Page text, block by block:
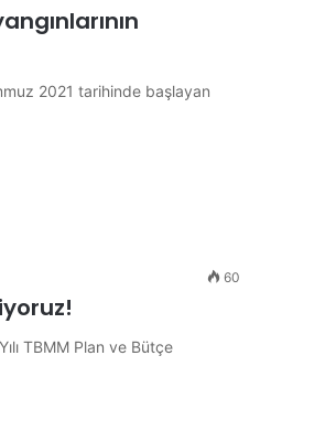
2021 tarihinde başlayan
60
TBMM Plan ve Bütçe